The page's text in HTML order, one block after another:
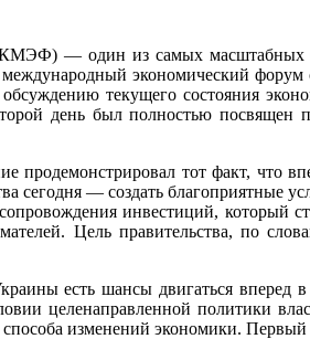
— один из самых масштабных
экономический форум
текущего состояния
день был полностью посвящен
тот факт, что
сегодня — создать благоприятные
инвестиций, который
Цель правительства, по
есть шансы двигаться вперед
целенаправленной политики
изменений экономики.